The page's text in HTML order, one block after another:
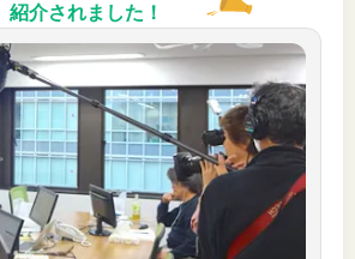
紹介されました！